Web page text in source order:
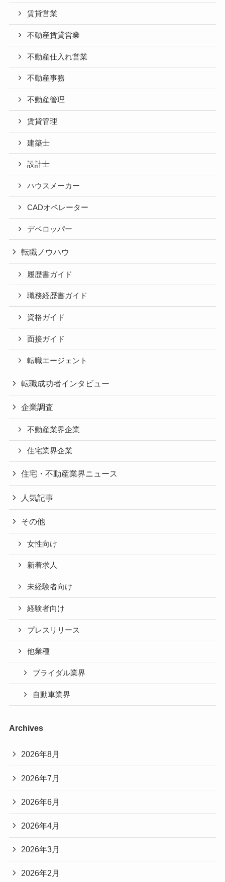
賃貸営業
不動産賃貸営業
不動産仕入れ営業
不動産事務
不動産管理
賃貸管理
建築士
設計士
ハウスメーカー
CADオペレーター
デベロッパー
転職ノウハウ
履歴書ガイド
職務経歴書ガイド
資格ガイド
面接ガイド
転職エージェント
転職成功者インタビュー
企業調査
不動産業界企業
住宅業界企業
住宅・不動産業界ニュース
人気記事
その他
女性向け
新着求人
未経験者向け
経験者向け
プレスリリース
他業種
ブライダル業界
自動車業界
Archives
2026年8月
2026年7月
2026年6月
2026年4月
2026年3月
2026年2月